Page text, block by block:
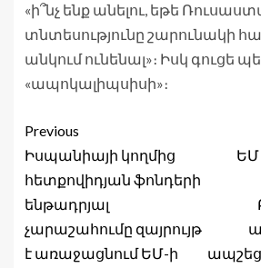
«ի՞նչ ենք անելու, եթե
տնտեսությունը շարունակի
անկում ունենալ»։ Իսկ գուցե
«ապոկալիպսիսի»։
Previous
Իսպանիայի կողմից
հետքովիդյան ֆոնդերի
ենթադրյալ
չարաշահումը զայրույթ
է առաջացնում ԵՄ-ի
ԵՄ